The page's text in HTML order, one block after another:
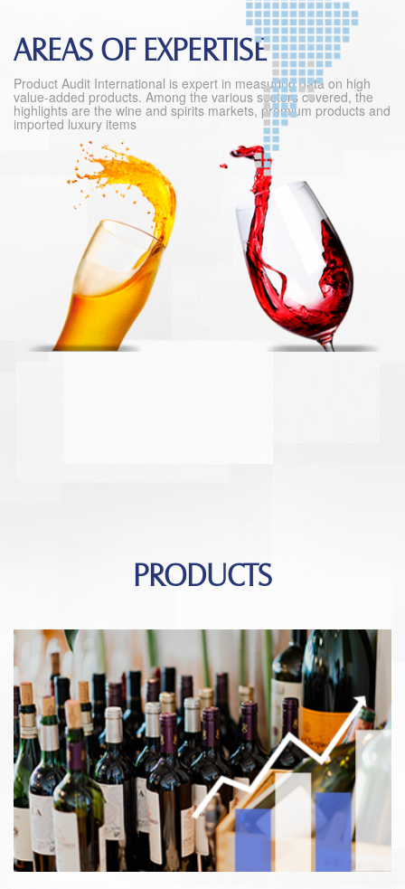
AREAS OF EXPERTISE
Product Audit International is expert in measuring data on high
value-added products. Among the various sectors covered, the
highlights are the wine and spirits markets, premium products and
imported luxury items
PRODUCTS